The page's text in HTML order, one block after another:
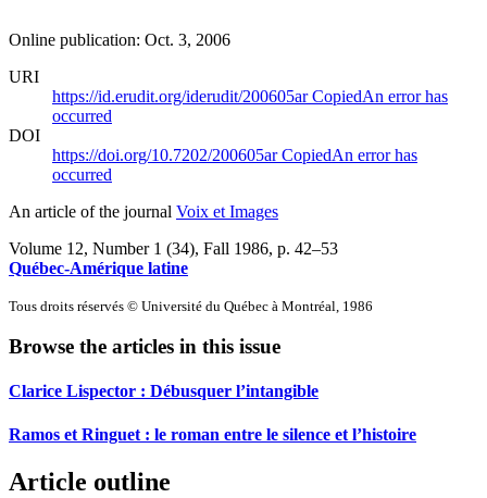
Online publication: Oct. 3, 2006
URI
https://id.erudit.org/iderudit/200605arCopiedAn error has
occurred
DOI
https://doi.org/10.7202/200605arCopiedAn error has
occurred
An article of the journal Voix et Images
Volume 12, Number 1 (34), Fall 1986, p. 42–53
Québec-Amérique latine
Tous droits réservés © Université du Québec à Montréal, 1986
Browse the articles in this issue
Clarice Lispector : Débusquer l’intangible
Ramos et Ringuet : le roman entre le silence et l’histoire
Article outline